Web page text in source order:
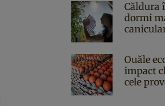
Căldura
dormi
Ouăle
impact
cele